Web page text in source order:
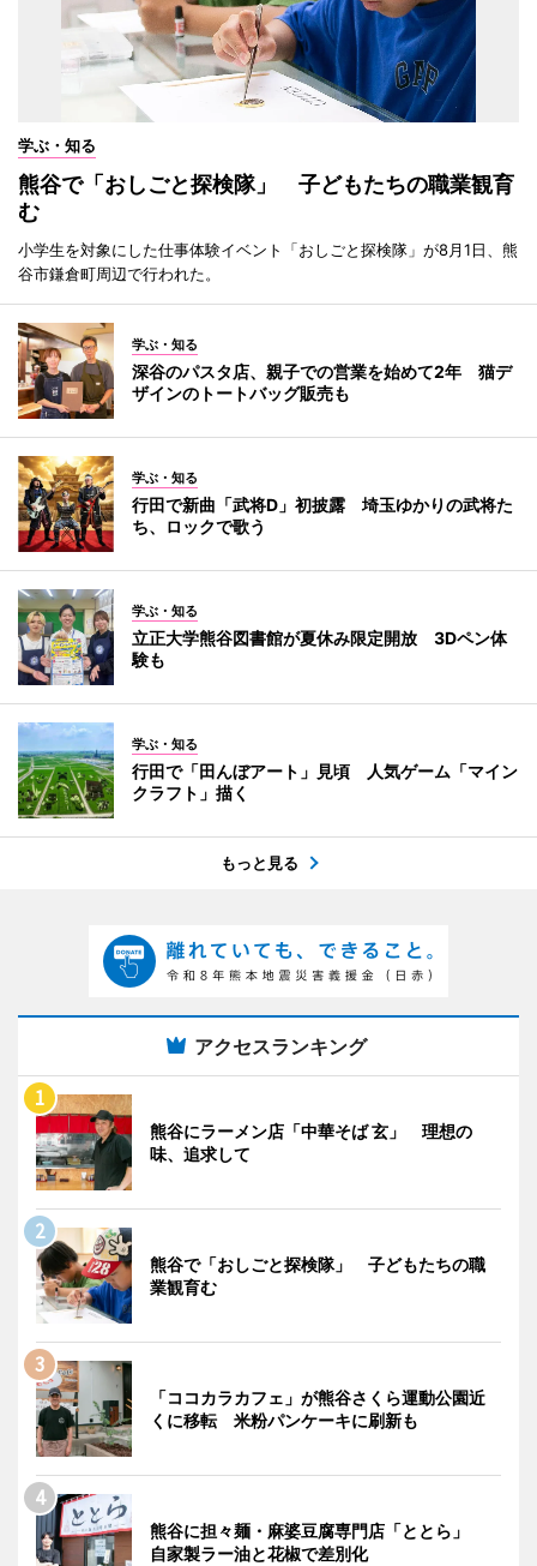
学ぶ・知る
熊谷で「おしごと探検隊」 子どもたちの職業観育
む
小学生を対象にした仕事体験イベント「おしごと探検隊」が8月1日、熊
谷市鎌倉町周辺で行われた。
学ぶ・知る
深谷のパスタ店、親子での営業を始めて2年 猫デ
ザインのトートバッグ販売も
学ぶ・知る
行田で新曲「武将D」初披露 埼玉ゆかりの武将た
ち、ロックで歌う
学ぶ・知る
立正大学熊谷図書館が夏休み限定開放 3Dペン体
験も
学ぶ・知る
行田で「田んぼアート」見頃 人気ゲーム「マイン
クラフト」描く
もっと見る
アクセスランキング
熊谷にラーメン店「中華そば 玄」 理想の
味、追求して
熊谷で「おしごと探検隊」 子どもたちの職
業観育む
「ココカラカフェ」が熊谷さくら運動公園近
くに移転 米粉パンケーキに刷新も
熊谷に担々麺・麻婆豆腐専門店「ととら」
自家製ラー油と花椒で差別化